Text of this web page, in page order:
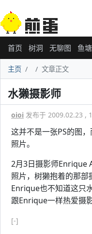
首页 树洞 无聊图 鱼塘
主页 文章正文
水獭摄影师
oioi 发布于 2009.02.23 ,
这并不是一张PS的图，
照片。
2月3日摄影师Enrique
照片，树獭抱着的那部
Enrique也不知道这只
跟Enrique一样热爱摄影
[-]